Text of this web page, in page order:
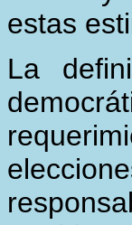
estas
La